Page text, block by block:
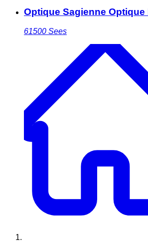
Optique Sagienne Optique
61500 Sees